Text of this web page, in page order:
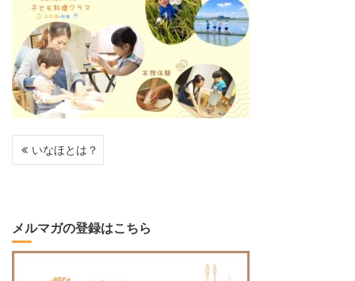
投
稿
ー
シ
いなほとは？
メルマガの登録はこちら